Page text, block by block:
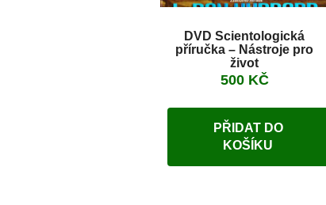
DVD Scientologická
příručka – Nástroje pro
život
500 KČ
PŘIDAT DO
KOŠÍKU